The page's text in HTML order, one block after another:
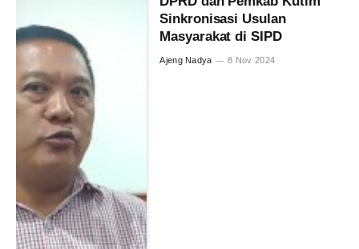
Sinkronisasi Usulan
Masyarakat di SIPD
Ajeng Nadya 8 Nov 2024